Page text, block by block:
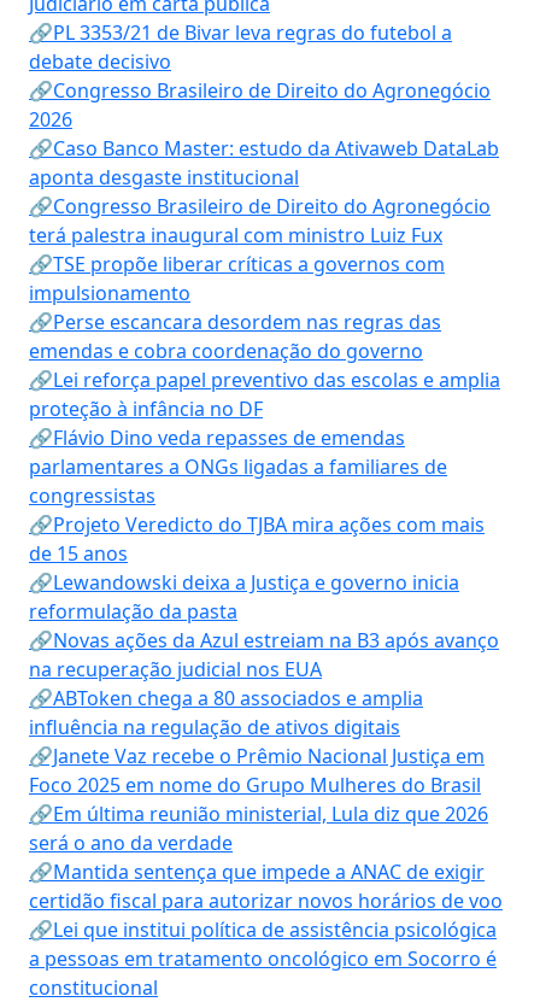
🔗PL 3353/21 de Bivar leva regras do futebol a
debate decisivo
🔗Congresso Brasileiro de Direito do Agronegócio
2026
🔗Caso Banco Master: estudo da Ativaweb DataLab
aponta desgaste institucional
🔗Congresso Brasileiro de Direito do Agronegócio
terá palestra inaugural com ministro Luiz Fux
🔗TSE propõe liberar críticas a governos com
impulsionamento
🔗Perse escancara desordem nas regras das
emendas e cobra coordenação do governo
🔗Lei reforça papel preventivo das escolas e amplia
proteção à infância no DF
🔗Flávio Dino veda repasses de emendas
parlamentares a ONGs ligadas a familiares de
congressistas
🔗Projeto Veredicto do TJBA mira ações com mais
de 15 anos
🔗Lewandowski deixa a Justiça e governo inicia
reformulação da pasta
🔗Novas ações da Azul estreiam na B3 após avanço
na recuperação judicial nos EUA
🔗ABToken chega a 80 associados e amplia
influência na regulação de ativos digitais
🔗Janete Vaz recebe o Prêmio Nacional Justiça em
Foco 2025 em nome do Grupo Mulheres do Brasil
🔗Em última reunião ministerial, Lula diz que 2026
será o ano da verdade
🔗Mantida sentença que impede a ANAC de exigir
certidão fiscal para autorizar novos horários de voo
🔗Lei que institui política de assistência psicológica
a pessoas em tratamento oncológico em Socorro é
constitucional